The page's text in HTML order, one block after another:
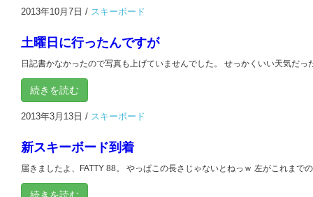
2013年10月7日 / スキーボード
土曜日に行ったんですが
日記書かなかったので写真も上げていませんでした。 せっかくいい天気だっ
続きを読む
2013年3月13日 / スキーボード
新スキーボード到着
届きましたよ、FATTY 88。 やっぱこの長さじゃないとねっｗ 左がこれまで